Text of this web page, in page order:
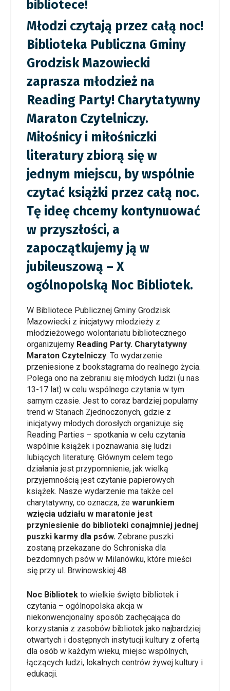
bibliotece!
Młodzi czytają przez całą noc!
Biblioteka Publiczna Gminy
Grodzisk Mazowiecki
zaprasza młodzież na
Reading Party! Charytatywny
Maraton Czytelniczy.
Miłośnicy i miłośniczki
literatury zbiorą się w
jednym miejscu, by wspólnie
czytać książki przez całą noc.
Tę ideę chcemy kontynuować
w przyszłości, a
zapoczątkujemy ją w
jubileuszową – X
ogólnopolską Noc Bibliotek.
W Bibliotece Publicznej Gminy Grodzisk
Mazowiecki z inicjatywy młodzieży z
młodzieżowego wolontariatu bibliotecznego
organizujemy Reading Party. Charytatywny
Maraton Czytelniczy. To wydarzenie
przeniesione z bookstagrama do realnego życia.
Polega ono na zebraniu się młodych ludzi (u nas
13-17 lat) w celu wspólnego czytania w tym
samym czasie. Jest to coraz bardziej popularny
trend w Stanach Zjednoczonych, gdzie z
inicjatywy młodych dorosłych organizuje się
Reading Parties – spotkania w celu czytania
wspólnie książek i poznawania się ludzi
lubiących literaturę. Głównym celem tego
działania jest przypomnienie, jak wielką
przyjemnością jest czytanie papierowych
książek. Nasze wydarzenie ma także cel
charytatywny, co oznacza, że warunkiem
wzięcia udziału w maratonie jest
przyniesienie do biblioteki conajmniej jednej
puszki karmy dla psów. Zebrane puszki
zostaną przekazane do Schroniska dla
bezdomnych psów w Milanówku, które mieści
się przy ul. Brwinowskiej 48.
Noc Bibliotek to wielkie święto bibliotek i
czytania – ogólnopolska akcja w
niekonwencjonalny sposób zachęcająca do
korzystania z zasobów bibliotek jako najbardziej
otwartych i dostępnych instytucji kultury z ofertą
dla osób w każdym wieku, miejsc wspólnych,
łączących ludzi, lokalnych centrów żywej kultury i
edukacji.